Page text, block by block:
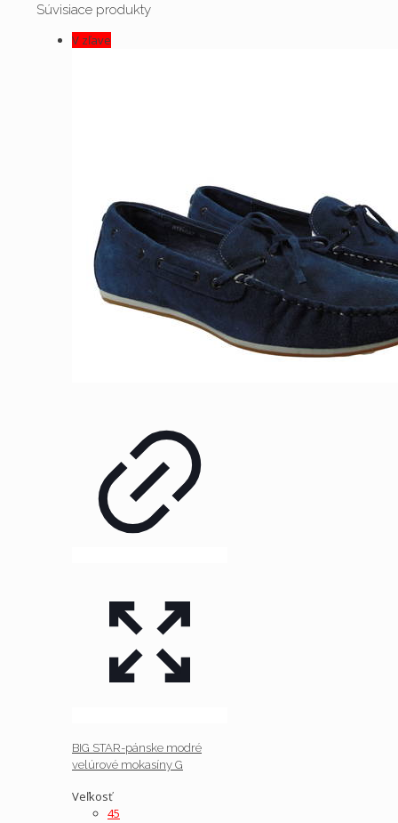
Súvisiace produkty
V zľave
BIG STAR-pánske modré
velúrové mokasíny G
Veľkosť
45